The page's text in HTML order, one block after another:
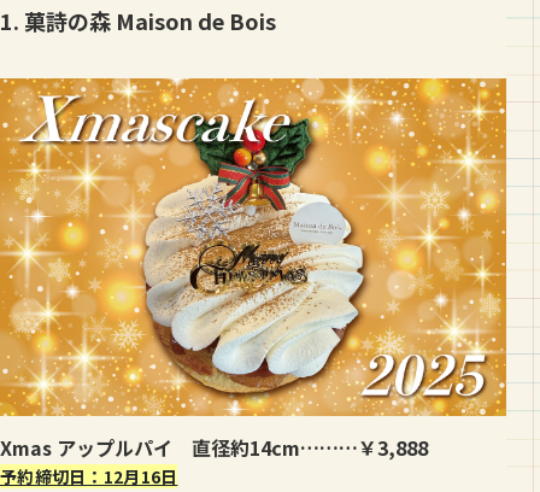
1. 菓詩の森 Maison de Bois
Xmas アップルパイ 直径約14cm………￥3,888
予約締切日：12月16日